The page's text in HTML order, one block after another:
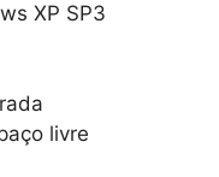
XP SP3
livre